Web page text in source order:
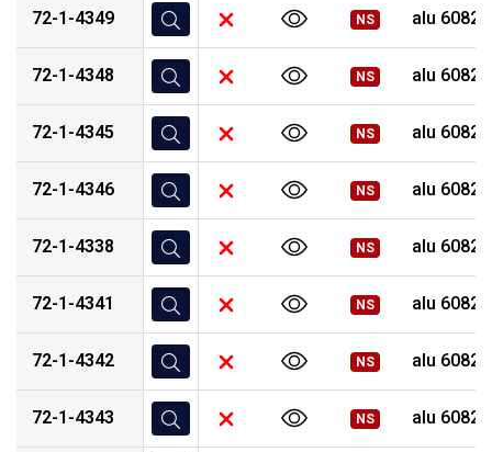
72-1-4349 NS alu 6082
72-1-4348 NS alu 6082
72-1-4345 NS alu 6082
72-1-4346 NS alu 6082
72-1-4338 NS alu 6082
72-1-4341 NS alu 6082
72-1-4342 NS alu 6082
72-1-4343 NS alu 6082